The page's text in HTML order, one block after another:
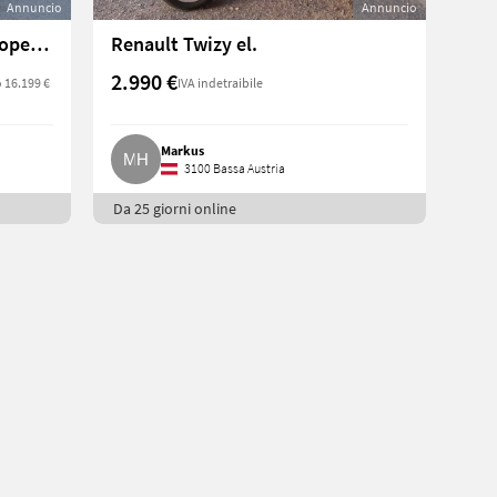
Annuncio
Casalini Gran Turismo 550 Mopedauto, kein Axiam Microcar
16.199 €
Annuncio
Renault Twizy el.
2.990 €IVA indetraibile
Markus
3100 Bassa Austria
Da 25 giorni online